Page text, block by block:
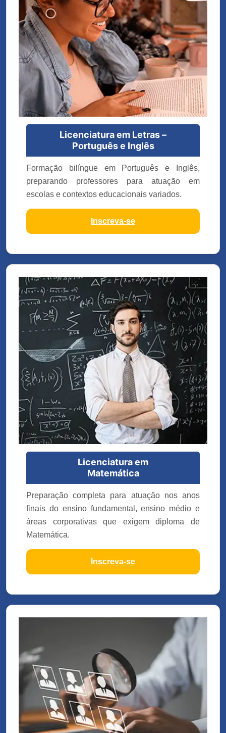
Licenciatura em Letras –
Português e Inglês
Formação bilíngue em Português e Inglês,
preparando professores para atuação em
escolas e contextos educacionais variados.
Inscreva-se
Licenciatura em
Matemática
Preparação completa para atuação nos anos
finais do ensino fundamental, ensino médio e
áreas corporativas que exigem diploma de
Matemática.
Inscreva-se